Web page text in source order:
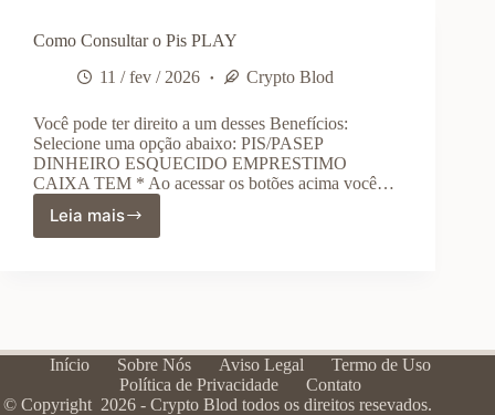
Como Consultar o Pis PLAY
11 / fev / 2026
Crypto Blod
Você pode ter direito a um desses Benefícios:
Selecione uma opção abaixo: PIS/PASEP
DINHEIRO ESQUECIDO EMPRESTIMO
CAIXA TEM * Ao acessar os botões acima você…
Leia mais
Como
Consultar
Início Sobre Nós Aviso Legal
Termo de Uso
Política de Privacidade
Contato
© Copyright 2026 - Crypto Blod todos os direitos resevados.